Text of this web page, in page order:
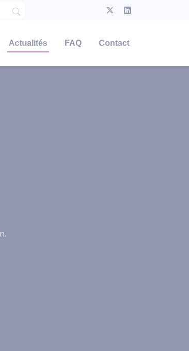
Actualités FAQ Contact